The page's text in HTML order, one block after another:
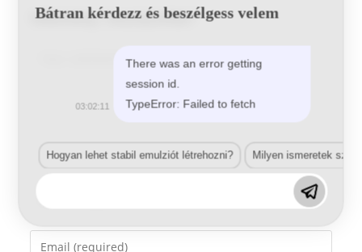
Vélemény, hozzászólás?
your
name
Enter
Bátran kérdezz és beszélgess velem
There was an error getting
session id.
TypeError: Failed to fetch
03:02:11
Hogyan lehet stabil emulziót létrehozni? Milyen ismeretek